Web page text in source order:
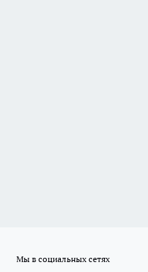
Мы в социальных сетях